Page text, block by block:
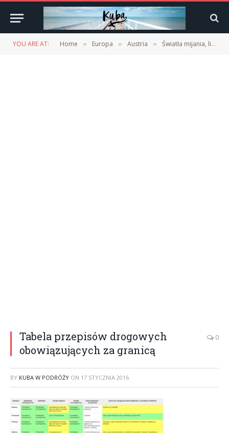
YOU ARE AT: Home » Europa » Austria » Światła mijania, limity prędkości, łańcuchy śniegowe – jak to wygląda za granicą? Poradnik.
Tabela przepisów drogowych
obowiązujących za granicą
0
BY KUBA W PODRÓŻY ON 17 STYCZNIA 2016